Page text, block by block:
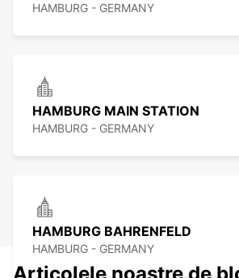
HAMBURG - GERMANY
HAMBURG MAIN STATION
HAMBURG - GERMANY
HAMBURG BAHRENFELD
HAMBURG - GERMANY